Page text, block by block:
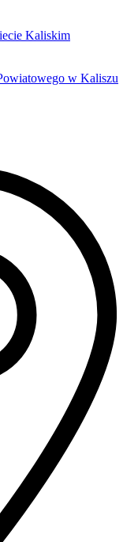
Kaliskim
w Kaliszu